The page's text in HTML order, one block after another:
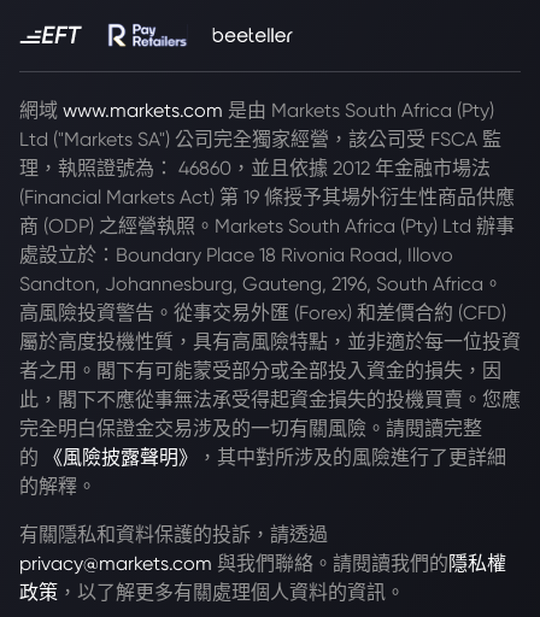
網域 www.markets.com 是由 Markets South Africa (Pty)
Ltd ("Markets SA") 公司完全獨家經營，該公司受 FSCA 監
理，執照證號為： 46860，並且依據 2012 年金融市場法
(Financial Markets Act) 第 19 條授予其場外衍生性商品供應
商 (ODP) 之經營執照。Markets South Africa (Pty) Ltd 辦事
處設立於：Boundary Place 18 Rivonia Road, Illovo
Sandton, Johannesburg, Gauteng, 2196, South Africa。
高風險投資警告。從事交易外匯 (Forex) 和差價合約 (CFD)
屬於高度投機性質，具有高風險特點，並非適於每一位投資
者之用。閣下有可能蒙受部分或全部投入資金的損失，因
此，閣下不應從事無法承受得起資金損失的投機買賣。您應
完全明白保證金交易涉及的一切有關風險。請閱讀完整
的
《風險披露聲明》
，其中對所涉及的風險進行了更詳細
的解釋。
有關隱私和資料保護的投訴，請透過
privacy@markets.com 與我們聯絡。請閱讀我們的 隱私權
政策 ，以了解更多有關處理個人資料的資訊。